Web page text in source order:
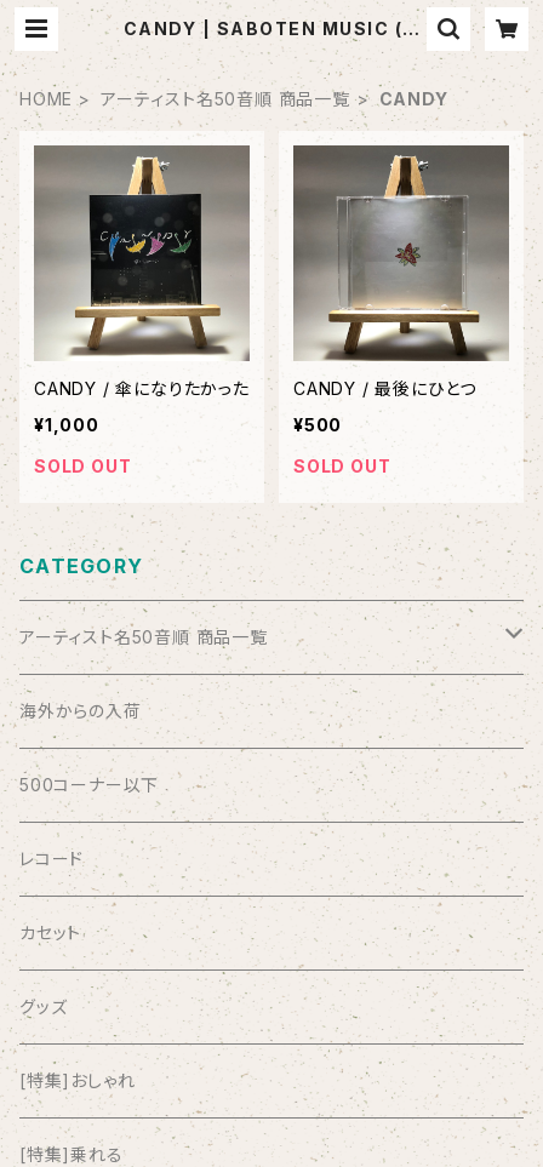
CANDY | SABOTEN MUSIC (セ
レクトCDショップ)
HOME アーティスト名50音順 商品一覧 CANDY
CANDY / 傘になりたかった
¥1,000
SOLD OUT
CANDY / 最後にひとつ
¥500
SOLD OUT
CATEGORY
アーティスト名50音順 商品一覧
ABSOLUTE LOSERS
AFRICA
AGU
AIRCRAFT
airlie
AKUTAGAWA FANCLUB
ALKASILKA
海外からの入荷
500コーナー以下
レコード
カセット
グッズ
[特集]おしゃれ
[特集]乗れる